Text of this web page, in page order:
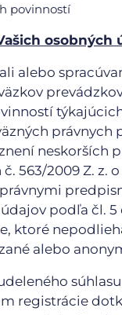
povinností
osobných
alebo
právnych
neskorších
563/2009 Z. z.
podľa čl. 5
ktoré
alebo
registrácie